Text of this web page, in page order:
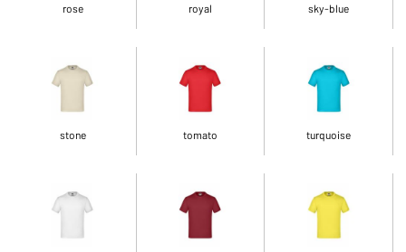
rose royal sky-blue
stone tomato turquoise